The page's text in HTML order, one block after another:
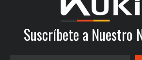
Suscríbete a Nuestro